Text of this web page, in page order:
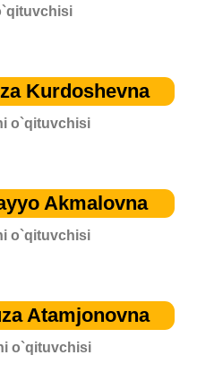
Kurdoshevna
o`qituvchisi
Akmalovna
o`qituvchisi
Atamjonovna
o`qituvchisi